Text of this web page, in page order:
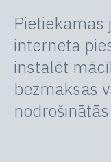
Pietiekamas
interneta
instalēt
bezmaksas